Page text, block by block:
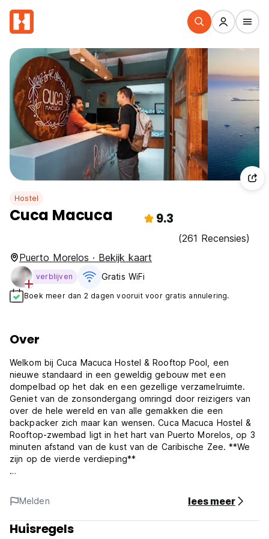
Hostel
Cuca Macuca 9.3
(261 Recensies)
Puerto Morelos · Bekijk kaart
verblijven Gratis WiFi
Boek meer dan 2 dagen vooruit voor gratis annulering.
Over
Welkom bij Cuca Macuca Hostel & Rooftop Pool, een
nieuwe standaard in een geweldig gebouw met een
dompelbad op het dak en een gezellige verzamelruimte.
Geniet van de zonsondergang omringd door reizigers van
over de hele wereld en van alle gemakken die een
backpacker zich maar kan wensen. Cuca Macuca Hostel &
Rooftop-zwembad ligt in het hart van Puerto Morelos, op 3
minuten afstand van de kust van de Caribische Zee. **We
zijn op de vierde verdieping**
comfortabele bed de zonsopgang boven de zee.
Ontdek de culinaire wonderen van onze populairste lokale
restaurants in de omgeving of maak uw eigen diner door
boodschappen te doen in de supermarkt die op 5 minuten
Melden lees meer
Huisregels